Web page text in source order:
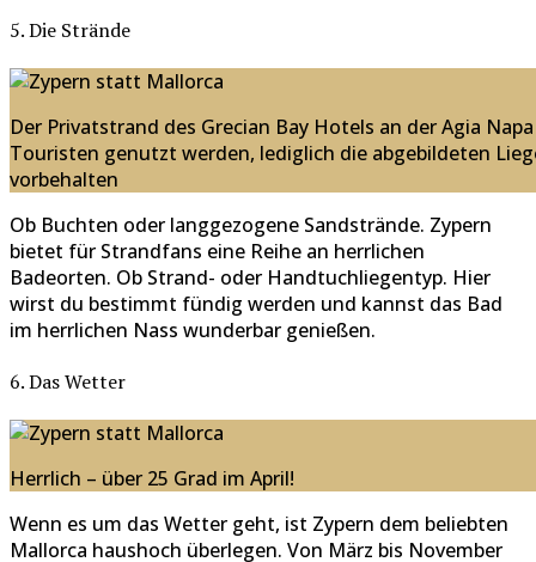
5. Die Strände
Der Privatstrand des Grecian Bay Hotels an der Agia
Touristen genutzt werden, lediglich die abgebildeten
vorbehalten
Ob Buchten oder langgezogene Sandstrände. Zypern
bietet für Strandfans eine Reihe an herrlichen
Badeorten. Ob Strand- oder Handtuchliegentyp. Hier
wirst du bestimmt fündig werden und kannst das Bad
im herrlichen Nass wunderbar genießen.
6. Das Wetter
Herrlich – über 25 Grad im April!
Wenn es um das Wetter geht, ist Zypern dem beliebten
Mallorca haushoch überlegen. Von März bis November